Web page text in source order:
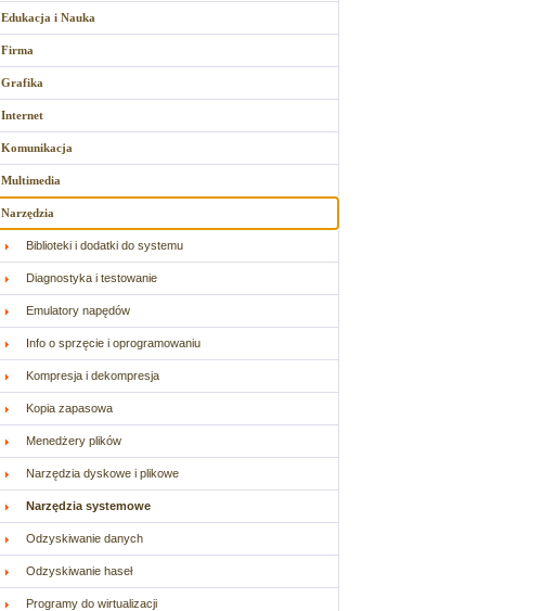
Edukacja i Nauka
Firma
Grafika
Internet
Komunikacja
Multimedia
Narzędzia
Biblioteki i dodatki do systemu
Diagnostyka i testowanie
Emulatory napędów
Info o sprzęcie i oprogramowaniu
Kompresja i dekompresja
Kopia zapasowa
Menedżery plików
Narzędzia dyskowe i plikowe
Narzędzia systemowe
Odzyskiwanie danych
Odzyskiwanie haseł
Programy do wirtualizacji